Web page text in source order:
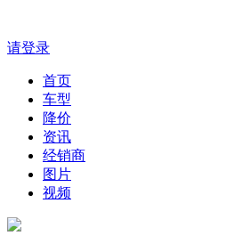
请登录
首页
车型
降价
资讯
经销商
图片
视频